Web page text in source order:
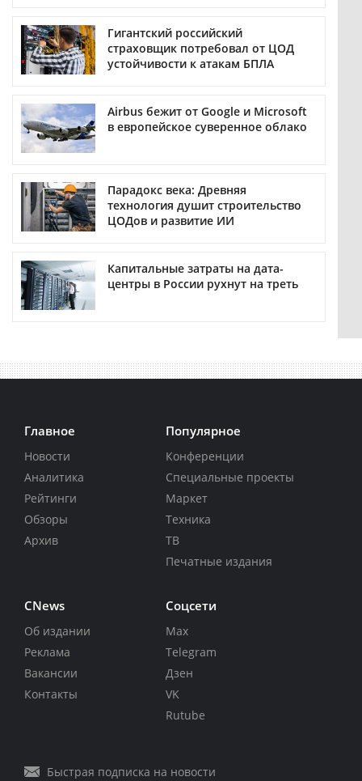
Гигантский российский
страховщик потребовал от ЦОД
устойчивости к атакам БПЛА
Airbus бежит от Google и Microsoft
в европейское суверенное облако
Парадокс века: Древняя
технология душит строительство
ЦОДов и развитие ИИ
Капитальные затраты на дата-
центры в России рухнут на треть
Главное
Новости
Аналитика
Рейтинги
Обзоры
Архив
Популярное
Конференции
Специальные проекты
Маркет
Техника
ТВ
Печатные издания
CNews
Об издании
Реклама
Вакансии
Контакты
Соцсети
Max
Telegram
Дзен
VK
Rutube
Быстрая подписка на новости